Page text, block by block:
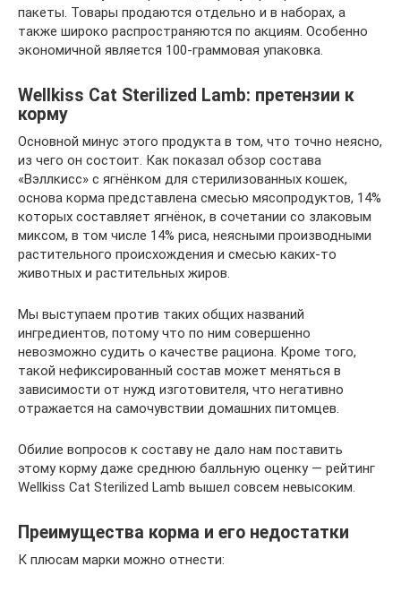
пакеты. Товары продаются отдельно и в наборах, а
также широко распространяются по акциям. Особенно
экономичной является 100-граммовая упаковка.
Wellkiss Cat Sterilized Lamb: претензии к
корму
Основной минус этого продукта в том, что точно неясно,
из чего он состоит. Как показал обзор состава
«Вэллкисс» с ягнёнком для стерилизованных кошек,
основа корма представлена смесью мясопродуктов, 14%
которых составляет ягнёнок, в сочетании со злаковым
миксом, в том числе 14% риса, неясными производными
растительного происхождения и смесью каких-то
животных и растительных жиров.
Мы выступаем против таких общих названий
ингредиентов, потому что по ним совершенно
невозможно судить о качестве рациона. Кроме того,
такой нефиксированный состав может меняться в
зависимости от нужд изготовителя, что негативно
отражается на самочувствии домашних питомцев.
Обилие вопросов к составу не дало нам поставить
этому корму даже среднюю балльную оценку — рейтинг
Wellkiss Cat Sterilized Lamb вышел совсем невысоким.
Преимущества корма и его недостатки
К плюсам марки можно отнести: